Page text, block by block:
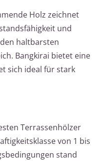
Holz zeichnet
und
haltbarsten
Bangkirai bietet eine
sich ideal für stark
Terrassenhölzer
von 1 bis
stand